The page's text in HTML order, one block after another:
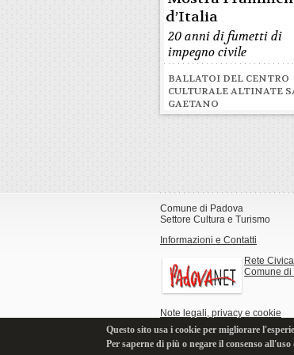
d’Italia
20 anni di fumetti di
impegno civile
BALLATOI DEL CENTRO
CULTURALE ALTINATE
GAETANO
Comune di Padova
Settore Cultura e Turismo
Informazioni e Contatti
Rete Civica
Comune di
Note legali, privacy e cookie
Questo sito usa i cookie per migliorare
Per saperne di più o negare il consenso